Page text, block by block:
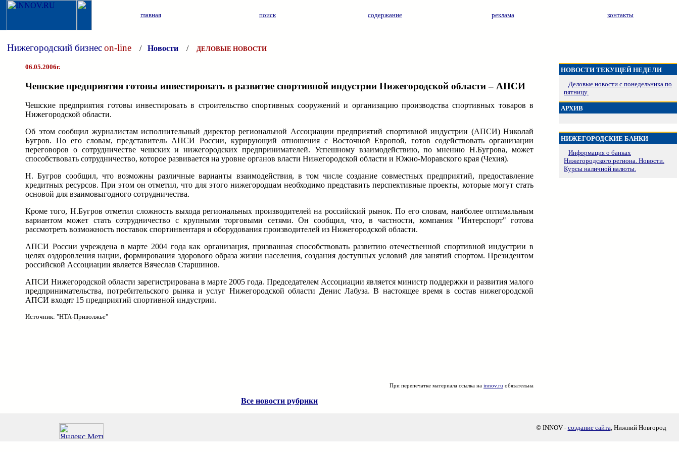
главная поиск содержание реклама контакты
Нижегородский бизнесon-line / Новости / ДЕЛОВЫЕ НОВОСТИ
06.05.2006г.
Чешские предприятия готовы инвестировать в развитие спортивной индустрии Нижегородской области – АПСИ
Чешские предприятия готовы инвестировать в строительство спортивных сооружений и организацию производства спортивных товаров в
Нижегородской области.
Об этом сообщил журналистам исполнительный директор региональной Ассоциации предприятий спортивной индустрии (АПСИ) Николай
Бугров. По его словам, представитель АПСИ России, курирующий отношения с Восточной Европой, готов содействовать организации
переговоров о сотрудничестве чешских и нижегородских предпринимателей. Успешному взаимодействию, по мнению Н.Бугрова, может
способствовать сотрудничество, которое развивается на уровне органов власти Нижегородской области и Южно-Моравского края (Чехия).
Н. Бугров сообщил, что возможны различные варианты взаимодействия, в том числе создание совместных предприятий, предоставление
кредитных ресурсов. При этом он отметил, что для этого нижегородцам необходимо представить перспективные проекты, которые могут стать
основой для взаимовыгодного сотрудничества.
Кроме того, Н.Бугров отметил сложность выхода региональных производителей на российский рынок. По его словам, наиболее оптимальным
вариантом может стать сотрудничество с крупными торговыми сетями. Он сообщил, что, в частности, компания "Интерспорт" готова
рассмотреть возможность поставок спортинвентаря и оборудования производителей из Нижегородской области.
АПСИ России учреждена в марте 2004 года как организация, призванная способствовать развитию отечественной спортивной индустрии в
целях оздоровления нации, формирования здорового образа жизни населения, создания доступных условий для занятий спортом. Президентом
российской Ассоциации является Вячеслав Старшинов.
АПСИ Нижегородской области зарегистрирована в марте 2005 года. Председателем Ассоциации является министр поддержки и развития малого
предпринимательства, потребительского рынка и услуг Нижегородской области Денис Лабуза. В настоящее время в состав нижегородской
АПСИ входят 15 предприятий спортивной индустрии.
Источник: "НТА-Приволжье"
При перепечатке материала ссылка на innov.ru обязательна
Все новости рубрики
НОВОСТИ ТЕКУЩЕЙ НЕДЕЛИ
Деловые новости с понедельника по
пятницу.
АРХИВ
НИЖЕГОРОДСКИЕ БАНКИ
Информация о банках
Нижегородского региона. Новости.
Курсы наличной валюты.
© INNOV - создание сайта, Нижний Новгород